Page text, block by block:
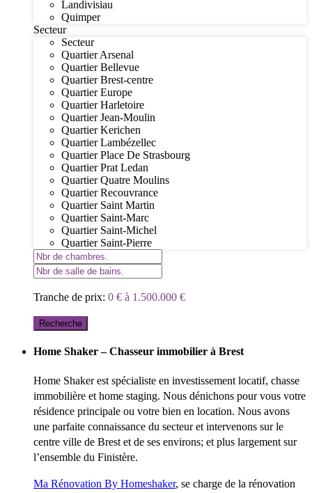
Landivisiau
Quimper
Secteur
Secteur
Quartier Arsenal
Quartier Bellevue
Quartier Brest-centre
Quartier Europe
Quartier Harletoire
Quartier Jean-Moulin
Quartier Kerichen
Quartier Lambézellec
Quartier Place De Strasbourg
Quartier Prat Ledan
Quartier Quatre Moulins
Quartier Recouvrance
Quartier Saint Martin
Quartier Saint-Marc
Quartier Saint-Michel
Quartier Saint-Pierre
Tranche de prix: 0 € à 1.500.000 €
Recherche
Home Shaker – Chasseur immobilier à Brest
Home Shaker est spécialiste en investissement locatif, chasse
immobilière et home staging. Nous dénichons pour vous votre
résidence principale ou votre bien en location. Nous avons
une parfaite connaissance du secteur et intervenons sur le
centre ville de Brest et de ses environs; et plus largement sur
l’ensemble du Finistère.
Ma Rénovation By Homeshaker, se charge de la rénovation